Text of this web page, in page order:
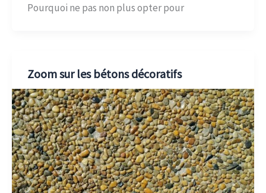
Pourquoi ne pas non plus opter pour
Zoom sur les bétons décoratifs